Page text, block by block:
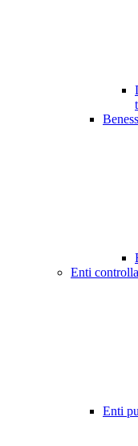
Enti
Enti